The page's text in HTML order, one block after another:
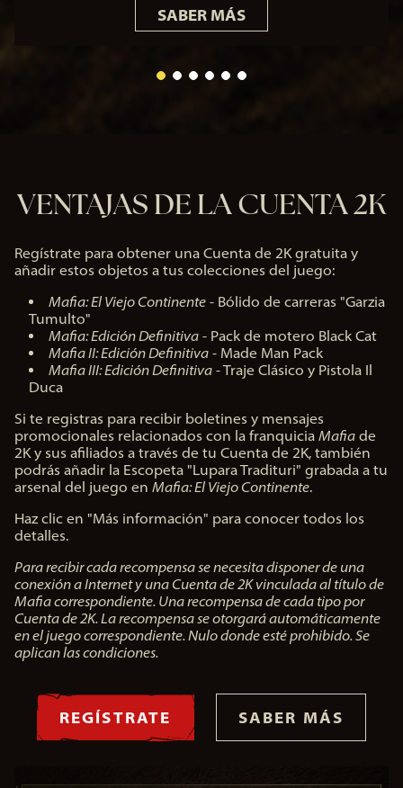
SABER MÁS
VENTAJAS DE LA CUENTA 2K
Regístrate para obtener una Cuenta de 2K gratuita y
añadir estos objetos a tus colecciones del juego:
Mafia: El Viejo Continente - Bólido de carreras "Garzia
Tumulto"
Mafia: Edición Definitiva - Pack de motero Black Cat
Mafia II: Edición Definitiva - Made Man Pack
Mafia III: Edición Definitiva - Traje Clásico y Pistola Il
Duca
Si te registras para recibir boletines y mensajes
promocionales relacionados con la franquicia Mafia de
2K y sus afiliados a través de tu Cuenta de 2K, también
podrás añadir la Escopeta "Lupara Tradituri" grabada a tu
arsenal del juego en Mafia: El Viejo Continente.
Haz clic en "Más información" para conocer todos los
detalles.
Para recibir cada recompensa se necesita disponer de una
conexión a Internet y una Cuenta de 2K vinculada al título de
Mafia correspondiente. Una recompensa de cada tipo por
Cuenta de 2K. La recompensa se otorgará automáticamente
en el juego correspondiente. Nulo donde esté prohibido. Se
aplican las condiciones.
REGÍSTRATE SABER MÁS